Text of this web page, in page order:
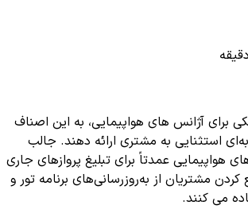
برای آژانس های هواپیمایی، به این اصناف
استثنایی به مشتری ارائه دهند. جالب
هواپیمایی عمدتاً برای تبلیغ پروازهای جاری
مشتریان از به‌روزرسانی‌های برنامه تور و
می‌ کنند.